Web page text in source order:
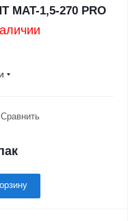
MAT-1,5-270 PRO
Сравнить